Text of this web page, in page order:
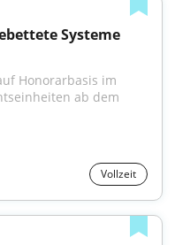
Systeme
Honorarbasis im
ab dem
Vollzeit